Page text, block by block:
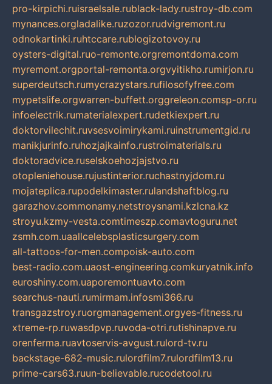
pro-kirpichi.ruisraelsale.rublack-lady.rustroy-db.com
mynances.orgladalike.ruzozor.rudvigremont.ru
odnokartinki.ruhtccare.rublogizotovoy.ru
oysters-digital.ruo-remonte.orgremontdoma.com
myremont.orgportal-remonta.orgvyitikho.rumirjon.ru
superdeutsch.rumycrazystars.rufilosofyfree.com
mypetslife.orgwarren-buffett.orggreleon.comsp-or.ru
infoelectrik.rumaterialexpert.rudetkiexpert.ru
doktorvilechit.ruvsesvoimirykami.ruinstrumentgid.ru
manikjurinfo.ruhozjajkainfo.rustroimaterials.ru
doktoradvice.ruselskoehozjajstvo.ru
otopleniehouse.rujustinterior.ruchastnyjdom.ru
mojateplica.rupodelkimaster.rulandshaftblog.ru
garazhov.commonamy.netstroysnami.kzlcna.kz
stroyu.kzmy-vesta.comtimeszp.comavtoguru.net
zsmh.com.uaallcelebsplasticsurgery.com
all-tattoos-for-men.compoisk-auto.com
best-radio.com.uaost-engineering.comkuryatnik.info
euroshiny.com.uaporemontuavto.com
searchus-nauti.rumirmam.infosmi366.ru
transgazstroy.ruorgmanagement.orgyes-fitness.ru
xtreme-rp.ruwasdpvp.ruvoda-otri.rutishinapve.ru
orenferma.ruavtoservis-avgust.rulord-tv.ru
backstage-682-music.rulordfilm7.rulordfilm13.ru
prime-cars63.ruun-believable.rucodetool.ru